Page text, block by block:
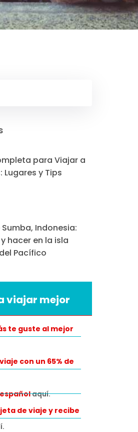
para Viajar a
Lugares y Tips
Indonesia:
hacer en la isla
Pacífico
viajar mejor
te guste al mejor
con un 65% de
aquí.
de viaje y recibe